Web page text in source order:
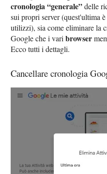
cronologia “generale”delle
sui propri server (quest'ultima
utilizzi), sia come eliminare la
Google che i varibrowser
Ecco tutti i dettagli.
Cancellare cronologia